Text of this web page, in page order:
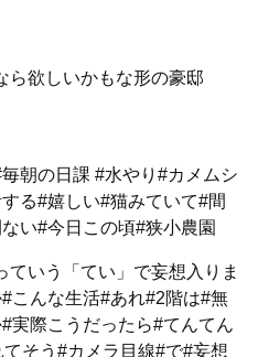
ら欲しいかもな形の豪邸
朝の日課 #水やり#カメムシ
る#嬉しい#猫みていて#間
い#今日この頃#狭小農園
ていう「てい」で妄想入りま
こんな生活#あれ#2階は#無
実際こうだったら#てんてん
そう#カメラ目線#で#妄想